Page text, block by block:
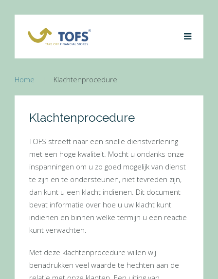
Home Klachtenprocedure
Klachtenprocedure
TOFS streeft naar een snelle dienstverlening
met een hoge kwaliteit. Mocht u ondanks onze
inspanningen om u zo goed mogelijk van dienst
te zijn en te ondersteunen, niet tevreden zijn,
dan kunt u een klacht indienen. Dit document
bevat informatie over hoe u uw klacht kunt
indienen en binnen welke termijn u een reactie
kunt verwachten.
Met deze klachtenprocedure willen wij
benadrukken veel waarde te hechten aan de